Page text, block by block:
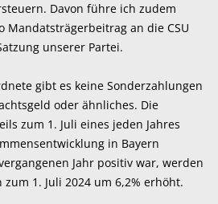
Davon führe ich zudem
Mandatsträgerbeitrag an die CSU
unserer Partei.
gibt es keine Sonderzahlungen
oder ähnliches. Die
zum 1. Juli eines jeden Jahres
in Bayern
Jahr positiv war, werden
1. Juli 2024 um 6,2% erhöht.